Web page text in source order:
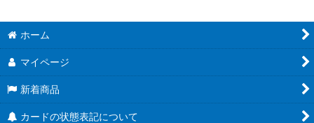
ホーム
マイページ
新着商品
カードの状態表記について